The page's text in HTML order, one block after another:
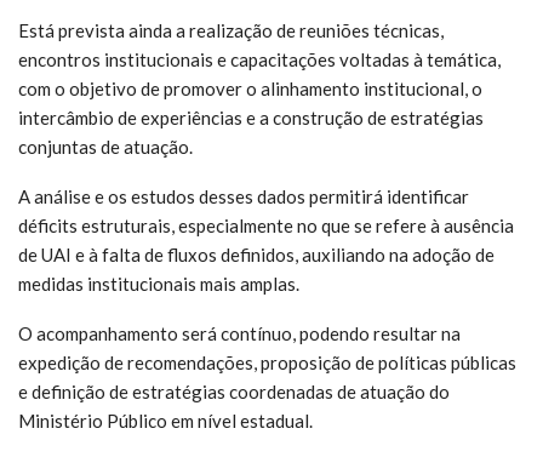
Está prevista ainda a realização de reuniões técnicas,
encontros institucionais e capacitações voltadas à temática,
com o objetivo de promover o alinhamento institucional, o
intercâmbio de experiências e a construção de estratégias
conjuntas de atuação.
A análise e os estudos desses dados permitirá identificar
déficits estruturais, especialmente no que se refere à ausência
de UAI e à falta de fluxos definidos, auxiliando na adoção de
medidas institucionais mais amplas.
O acompanhamento será contínuo, podendo resultar na
expedição de recomendações, proposição de políticas públicas
e definição de estratégias coordenadas de atuação do
Ministério Público em nível estadual.